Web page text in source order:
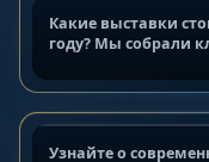
ИНДУСТРИАЛЬНЫЕ
Какие выставки
году? Мы собрали
участия и дали
АНАЛИТИКА И
художники:
тренды
Узнайте о